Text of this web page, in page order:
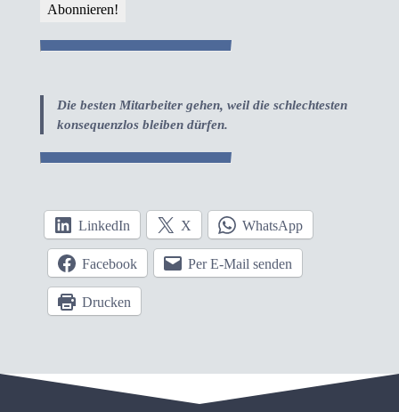
Die besten Mitarbeiter gehen, weil die schlechtesten
konsequenzlos bleiben dürfen.
LinkedIn X WhatsApp
Facebook Per E-Mail senden
Drucken